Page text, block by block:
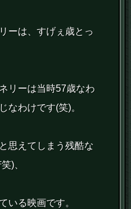
ーは、すげぇ歳とっ
リーは当時57歳なわ
なわけです(笑)。
思えてしまう残酷な
)、
いる映画です。